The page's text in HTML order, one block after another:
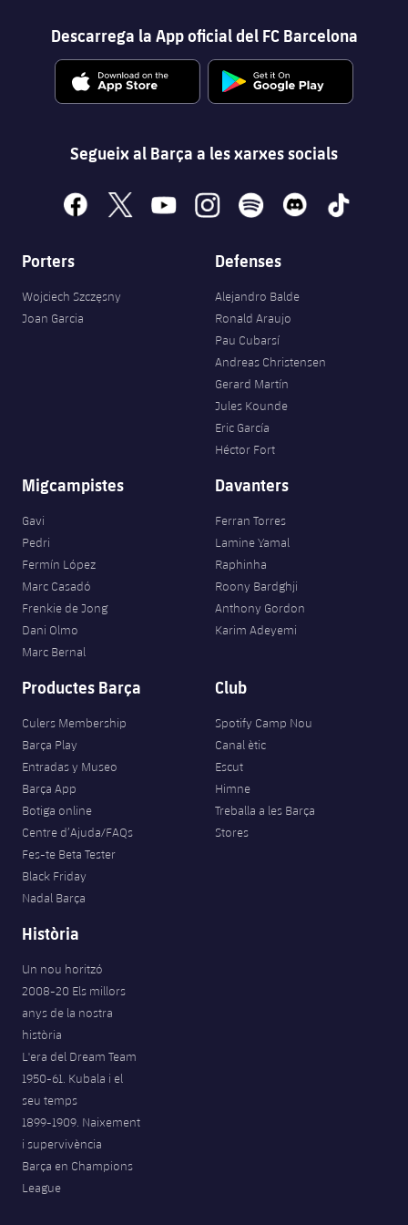
Descarrega la App oficial del FC Barcelona
Segueix al Barça a les xarxes socials
facebook
x youtubeinstagramspotify discord tiktok
Porters
Wojciech Szczęsny
Joan Garcia
Defenses
Alejandro Balde
Ronald Araujo
Pau Cubarsí
Andreas Christensen
Gerard Martín
Jules Kounde
Eric García
Héctor Fort
Migcampistes
Gavi
Pedri
Fermín López
Marc Casadó
Frenkie de Jong
Dani Olmo
Marc Bernal
Davanters
Ferran Torres
Lamine Yamal
Raphinha
Roony Bardghji
Anthony Gordon
Karim Adeyemi
Productes Barça
Culers Membership
Barça Play
Entradas y Museo
Barça App
Botiga online
Centre d’Ajuda/FAQs
Fes-te Beta Tester
Black Friday
Nadal Barça
Club
Spotify Camp Nou
Canal ètic
Escut
Himne
Treballa a les Barça
Stores
Història
Un nou horitzó
2008-20 Els millors
anys de la nostra
història
L'era del Dream Team
1950-61. Kubala i el
seu temps
1899-1909. Naixement
i supervivència
Barça en Champions
League